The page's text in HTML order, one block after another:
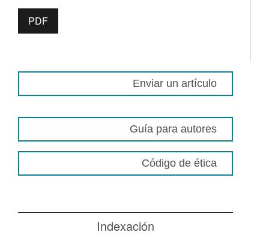
PDF
Enviar un artículo
Guía para autores
Código de ética
Indexación